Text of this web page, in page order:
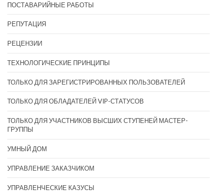
ПОСТАВАРИЙНЫЕ РАБОТЫ
РЕПУТАЦИЯ
РЕЦЕНЗИИ
ТЕХНОЛОГИЧЕСКИЕ ПРИНЦИПЫ
ТОЛЬКО ДЛЯ ЗАРЕГИСТРИРОВАННЫХ ПОЛЬЗОВАТЕЛЕЙ
ТОЛЬКО ДЛЯ ОБЛАДАТЕЛЕЙ VIP-СТАТУСОВ
ТОЛЬКО ДЛЯ УЧАСТНИКОВ ВЫСШИХ СТУПЕНЕЙ МАСТЕР-
ГРУППЫ
УМНЫЙ ДОМ
УПРАВЛЕНИЕ ЗАКАЗЧИКОМ
УПРАВЛЕНЧЕСКИЕ КАЗУСЫ